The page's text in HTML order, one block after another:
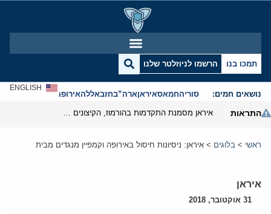
תמכו בנו הרשמו לניוזלטר שלנו
נושאים חמים: סוריהחמאסאיראןארה”בחזבאללהאירופהאנטישמיות
ENGLISH
התראות
ראשי > בלוגים > איראן: ניסיונות חיסול באירופה וקמפיין מנגדים מבית
איראן
31 אוקטובר, 2018